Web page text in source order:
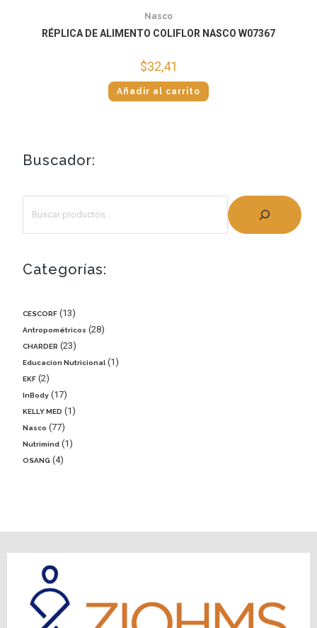
Nasco
RÉPLICA DE ALIMENTO COLIFLOR NASCO W07367
$32,41
Añadir al carrito
Buscador:
Categorías:
CESCORF 13
Antropométricos 28
CHARDER 23
Educacion Nutricional 1
EKF 2
InBody 17
KELLY MED 1
Nasco 77
Nutrimind 1
OSANG 4